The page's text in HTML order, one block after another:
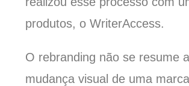
produtos, o WriterAccess.
O rebranding não se resume
mudança visual de uma